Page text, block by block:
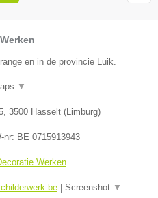
en in de provincie Luik.
▼
, 3500 Hasselt (Limburg)
nr: BE 0715913943
Werken
Screenshot ▼